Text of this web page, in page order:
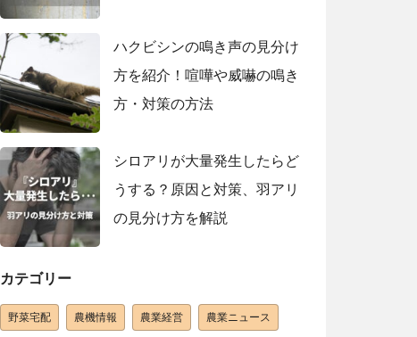
ハクビシンの鳴き声の見分け
方を紹介！喧嘩や威嚇の鳴き
方・対策の方法
シロアリが大量発生したらど
うする？原因と対策、羽アリ
の見分け方を解説
カテゴリー
野菜宅配 農機情報 農業経営 農業ニュース